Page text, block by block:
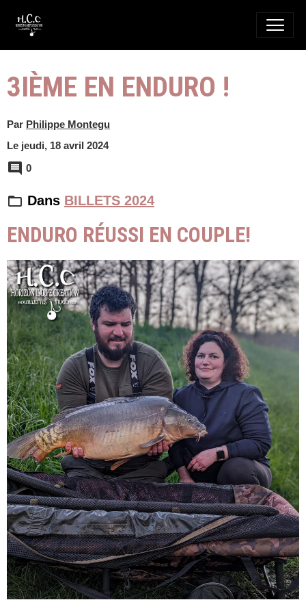
3IÈME EN ENDURO !
Par Philippe Montegu
Le jeudi, 18 avril 2024
0
Dans BILLETS 2024
ENDURO RÉUSSI EN COUPLE!